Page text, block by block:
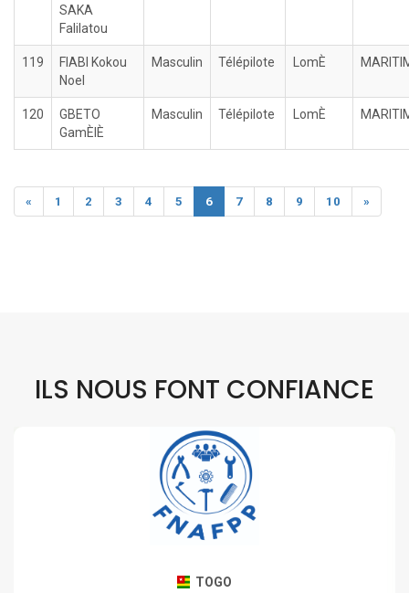
SAKA
Falilatou
119
FIABI Kokou
Noel
Masculin Télépilote LomÈ
120
GBETO
GamÈlÈ
Masculin Télépilote LomÈ
« 1 2 3 4 5 6 7 8 9 10 »
ILS NOUS FONT CONFIANCE
TOGO